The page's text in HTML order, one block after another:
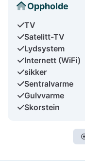
Oppholde
TV
Satelitt-TV
Lydsystem
Internett (WiFi)
sikker
Sentralvarme
Gulvvarme
Skorstein